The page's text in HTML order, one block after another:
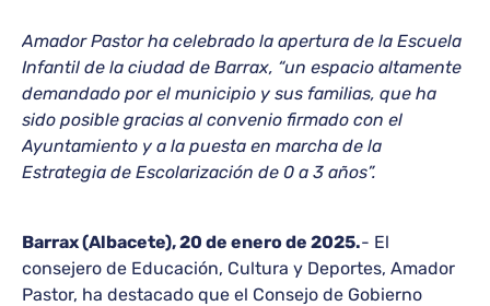
Amador Pastor ha celebrado la apertura de la Escuela
Infantil de la ciudad de Barrax, “un espacio altamente
demandado por el municipio y sus familias, que ha
sido posible gracias al convenio firmado con el
Ayuntamiento y a la puesta en marcha de la
Estrategia de Escolarización de 0 a 3 años”.
Barrax (Albacete), 20 de enero de 2025.- El
consejero de Educación, Cultura y Deportes, Amador
Pastor, ha destacado que el Consejo de Gobierno